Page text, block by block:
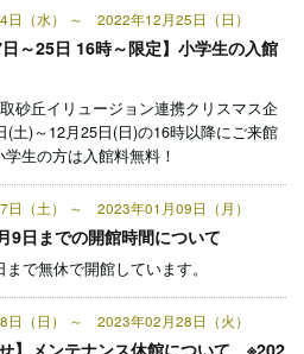
日（水） ～ 2022年12月25日（日）
日～25日 16時～限定】小学生の入館
砂丘イリュージョン連携クリスマス企
(土)～12月25日(日)の16時以降にご来館
生の方は入館料無料！
日（土） ～ 2023年01月09日（月）
9日までの開館時間について
で無休で開館しています。
日（日） ～ 2023年02月28日（火）